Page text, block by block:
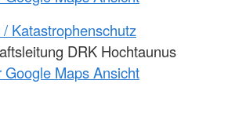
Katastrophenschutz
DRK Hochtaunus
Google Maps Ansicht